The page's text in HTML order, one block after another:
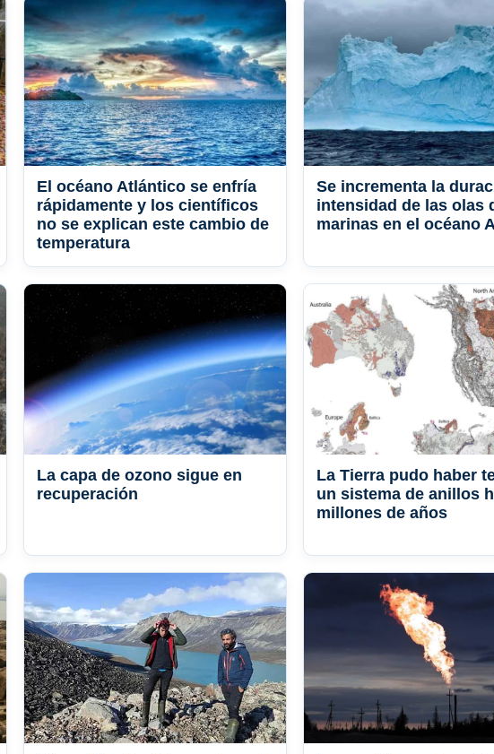
El océano Atlántico se enfría
rápidamente y los científicos
no se explican este cambio de
temperatura
Se incrementa la
intensidad de las olas
marinas en el océano
La capa de ozono sigue en
recuperación
La Tierra pudo haber
un sistema de anillos
millones de años